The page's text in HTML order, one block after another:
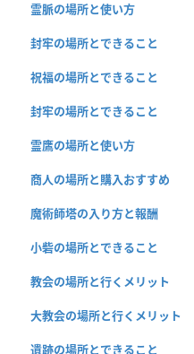
霊脈の場所と使い方
封牢の場所とできること
祝福の場所とできること
封牢の場所とできること
霊鷹の場所と使い方
商人の場所と購入おすすめ
魔術師塔の入り方と報酬
小砦の場所とできること
教会の場所と行くメリット
大教会の場所と行くメリット
遺跡の場所とできること